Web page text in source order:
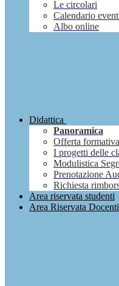
Le circolari
Calendario
Albo online
Didattica
Panoramica
Offerta formativa
I progetti delle
Modulistica
Prenotazione
Richiesta
Area riservata studenti
Area Riservata Docenti